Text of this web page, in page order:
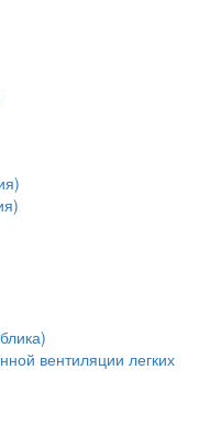
вентиляции легких